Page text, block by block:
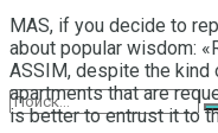
MAS, if you decide to
about popular wisdom:
ASSIM, despite the
apartments that are
is better to entrust it to